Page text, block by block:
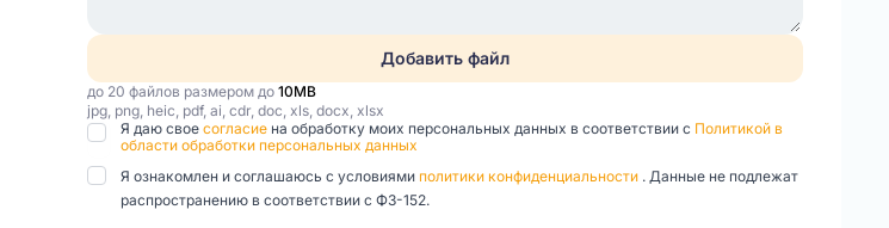
Добавить файл
до 20 файлов размером до 10MB
jpg, png, heic, pdf, ai, cdr, doc, xls, docx, xlsx
Я даю свое согласие на обработку моих персональных данных в соответствии с Политикой в
области обработки персональных данных
Я ознакомлен и соглашаюсь с условиями политики конфиденциальности . Данные не подлежат
распространению в соответствии с ФЗ-152.